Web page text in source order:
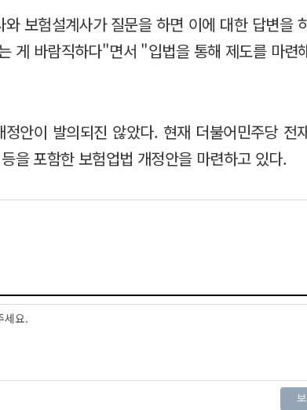
보험설계사가 질문을 하면 이에 대한 답변을
게 바람직하다"면서 "입법을 통해 제도를 마련
안이 발의되진 않았다. 현재 더불어민주당 전
을 포함한 보험업법 개정안을 마련하고 있다.